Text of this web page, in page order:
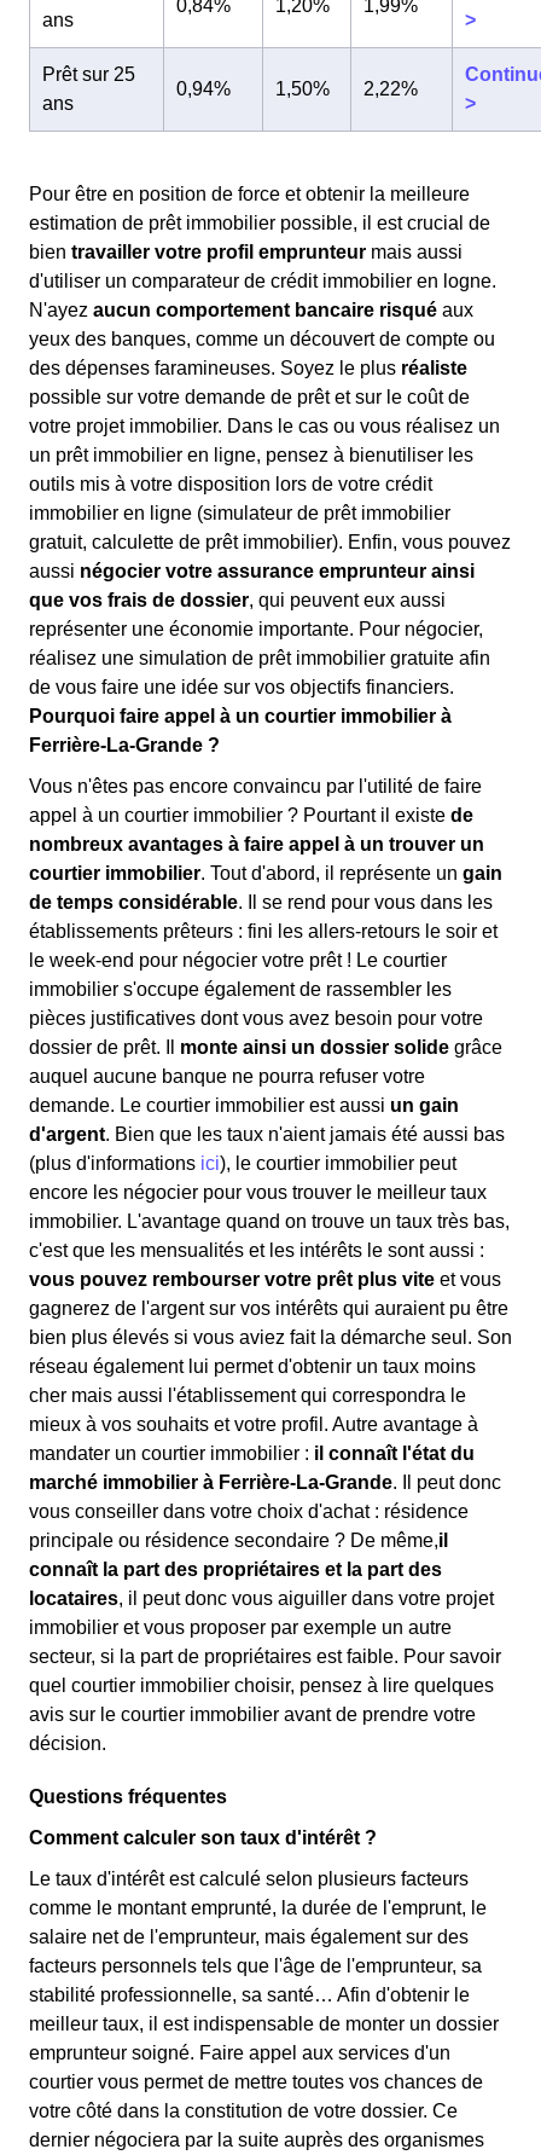
ans
0,84% 1,20% 1,99%
>
Prêt sur 25
ans
0,94% 1,50% 2,22%
>
Pour être en position de force et obtenir la meilleure
estimation de prêt immobilier possible, il est crucial de
bien travailler votre profil emprunteur mais aussi
d'utiliser un comparateur de crédit immobilier en logne.
N'ayez aucun comportement bancaire risqué aux
yeux des banques, comme un découvert de compte ou
des dépenses faramineuses. Soyez le plus réaliste
possible sur votre demande de prêt et sur le coût de
votre projet immobilier. Dans le cas ou vous réalisez un
un prêt immobilier en ligne, pensez à bienutiliser les
outils mis à votre disposition lors de votre crédit
immobilier en ligne (simulateur de prêt immobilier
gratuit, calculette de prêt immobilier). Enfin, vous pouvez
aussi négocier votre assurance emprunteur ainsi
que vos frais de dossier, qui peuvent eux aussi
représenter une économie importante. Pour négocier,
réalisez une simulation de prêt immobilier gratuite afin
de vous faire une idée sur vos objectifs financiers.
Pourquoi faire appel à un courtier immobilier à
Ferrière-La-Grande ?
Vous n'êtes pas encore convaincu par l'utilité de faire
appel à un courtier immobilier ? Pourtant il existe de
nombreux avantages à faire appel à un trouver un
courtier immobilier. Tout d'abord, il représente un gain
de temps considérable. Il se rend pour vous dans les
établissements prêteurs : fini les allers-retours le soir et
le week-end pour négocier votre prêt ! Le courtier
immobilier s'occupe également de rassembler les
pièces justificatives dont vous avez besoin pour votre
dossier de prêt. Il monte ainsi un dossier solide grâce
auquel aucune banque ne pourra refuser votre
demande. Le courtier immobilier est aussi un gain
d'argent. Bien que les taux n'aient jamais été aussi bas
(plus d'informations ici), le courtier immobilier peut
encore les négocier pour vous trouver le meilleur taux
immobilier. L'avantage quand on trouve un taux très bas,
c'est que les mensualités et les intérêts le sont aussi :
vous pouvez rembourser votre prêt plus vite et vous
gagnerez de l'argent sur vos intérêts qui auraient pu être
bien plus élevés si vous aviez fait la démarche seul. Son
réseau également lui permet d'obtenir un taux moins
cher mais aussi l'établissement qui correspondra le
mieux à vos souhaits et votre profil. Autre avantage à
mandater un courtier immobilier : il connaît l'état du
marché immobilier à Ferrière-La-Grande. Il peut donc
vous conseiller dans votre choix d'achat : résidence
principale ou résidence secondaire ? De même,il
connaît la part des propriétaires et la part des
locataires, il peut donc vous aiguiller dans votre projet
immobilier et vous proposer par exemple un autre
secteur, si la part de propriétaires est faible. Pour savoir
quel courtier immobilier choisir, pensez à lire quelques
avis sur le courtier immobilier avant de prendre votre
décision.
Questions fréquentes
Comment calculer son taux d'intérêt ?
Le taux d'intérêt est calculé selon plusieurs facteurs
comme le montant emprunté, la durée de l'emprunt, le
salaire net de l'emprunteur, mais également sur des
facteurs personnels tels que l'âge de l'emprunteur, sa
stabilité professionnelle, sa santé… Afin d'obtenir le
meilleur taux, il est indispensable de monter un dossier
emprunteur soigné. Faire appel aux services d'un
courtier vous permet de mettre toutes vos chances de
votre côté dans la constitution de votre dossier. Ce
dernier négociera par la suite auprès des organismes